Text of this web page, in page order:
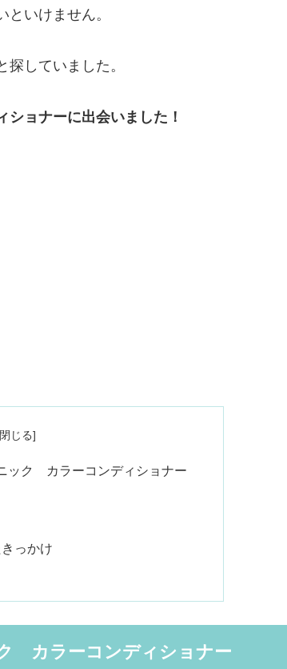
いけません。
していました。
ョナーに出会いました！
ク カラーコンディショナー
っかけ
カラーコンディショナー